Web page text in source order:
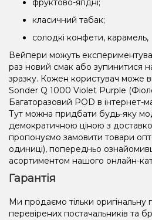
фруктово-ягідні;
класичний табак;
солодкі конфети, карамель,
Вейпери можуть
раз новий смак або зупинитися
зразку. Кожен користувач може
Sonder Q 1000 Violet Purple
Багаторазовий POD в інтернет-
Тут можна придбати будь-яку
демократичною ціною з
пропонуємо замовити товари
одиниці), попередньо
асортиментом нашого онлайн-
Гарантія
Ми продаємо тільки оригінальну
перевірених постачальників та